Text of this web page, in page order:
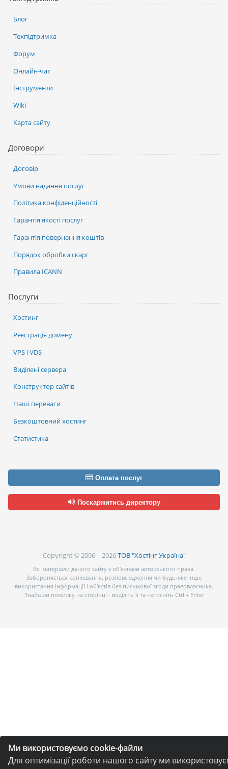
Ми використовуємо cookie-файли
Для оптимізації роботи нашого сайту ми
Послуги
Хостинг
Реєстрація домену
VPS і VDS
Виділені сервера
Конструктор сайтів
Наші переваги
Безкоштовний хостинг
Статистика
Блог
Техпідтримка
Форум
Онлайн-чат
Інструменти
Wiki
Карта сайту
Договори
Договір
Умови надання послуг
Політика конфіденційності
Гарантія якості послуг
Гарантія повернення коштів
Порядок обробки скарг
Правила ICANN
Оплата послуг
Поскаржитись директору
Copyright © 2006—2026ТОВ "Хостінг Україна"
Всі матеріали даного сайту є об’єктами авторського права.
Забороняється копіювання, розповсюдження чи будь-яке інше
використання інформації і об’єктів без письмової згоди правовласника.
Знайшли помилку на сторінці - виділіть її та натисніть Ctrl + Enter